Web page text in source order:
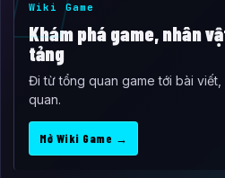
Wiki Game
Khám phá game, nhân
tảng
Đi từ tổng quan game tới bài
quan.
Mở Wiki Game →